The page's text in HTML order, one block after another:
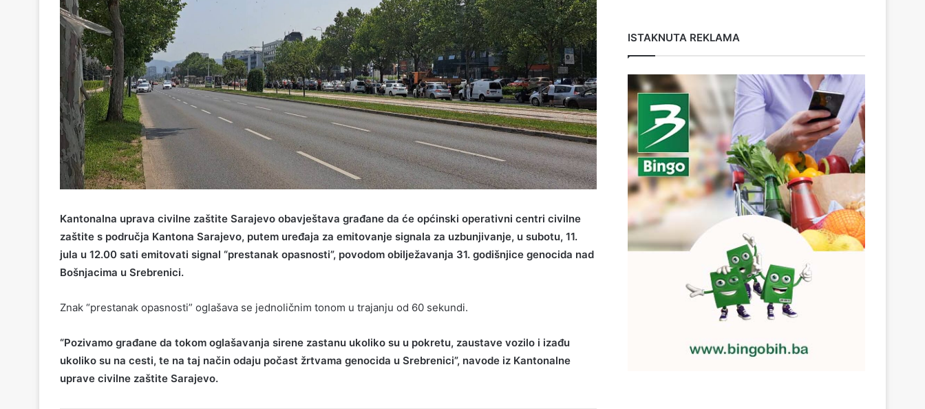
Kantonalna uprava civilne zaštite Sarajevo obavještava građane da će općinski operativni centri civilne
zaštite s područja Kantona Sarajevo, putem uređaja za emitovanje signala za uzbunjivanje, u subotu, 11.
jula u 12.00 sati emitovati signal “prestanak opasnosti”, povodom obilježavanja 31. godišnjice genocida nad
Bošnjacima u Srebrenici.
Znak “prestanak opasnosti” oglašava se jednoličnim tonom u trajanju od 60 sekundi.
“Pozivamo građane da tokom oglašavanja sirene zastanu ukoliko su u pokretu, zaustave vozilo i izađu
ukoliko su na cesti, te na taj način odaju počast žrtvama genocida u Srebrenici”, navode iz Kantonalne
uprave civilne zaštite Sarajevo.
ISTAKNUTA REKLAMA